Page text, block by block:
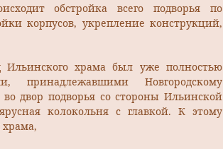
обстройка всего подворья по
корпусов, укрепление конструкций,
храма был уже полностью
принадлежавшими Новгородскому
двор подворья со стороны Ильинской
колокольня с главкой. К этому